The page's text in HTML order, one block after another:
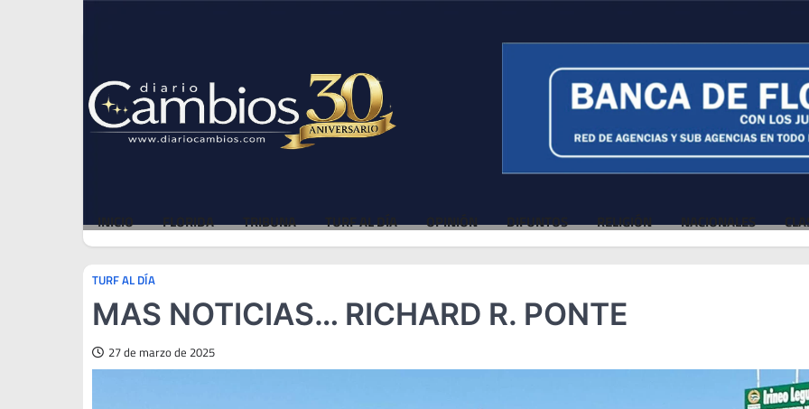
INICIO FLORIDA TRIBUNA TURF AL DÍA OPINIÓN DIFUNTOS RELIGIÓN NACIONALES
TURF AL DÍA
MAS NOTICIAS… RICHARD R. PONTE
27 de marzo de 2025